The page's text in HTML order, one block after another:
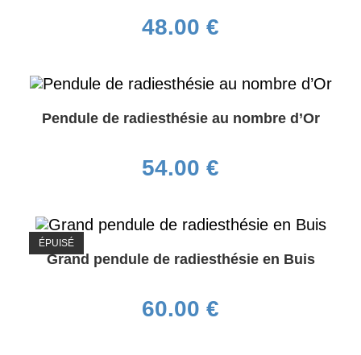
48.00 €
Pendule de radiesthésie au nombre d’Or
54.00 €
ÉPUISÉ
Grand pendule de radiesthésie en Buis
60.00 €